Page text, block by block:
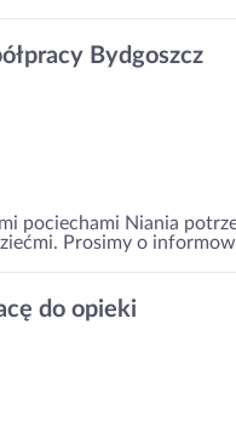
Bydgoszcz
pociechami Niania
Prosimy o
do opieki